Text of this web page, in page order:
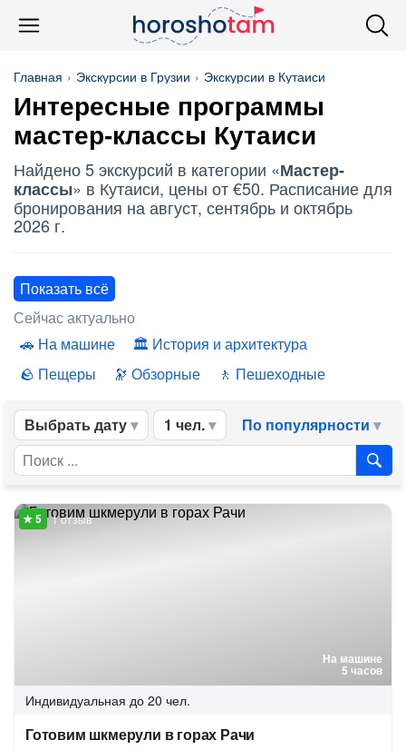
Главная Экскурсии в Грузии Экскурсии в Кутаиси
Интересные программы
мастер-классы Кутаиси
Найдено 5 экскурсий в категории «Мастер-
классы» в Кутаиси, цены от €50. Расписание для
бронирования на август, сентябрь и октябрь
2026 г.
Показать всё
Сейчас актуально
На машине
История и архитектура
Пещеры
Обзорные Пешеходные
Выбрать дату 1 чел. По популярности
На машине
5 часов
1 отзыв
Индивидуальная до 20 чел.
Готовим шкмерули в горах Рачи